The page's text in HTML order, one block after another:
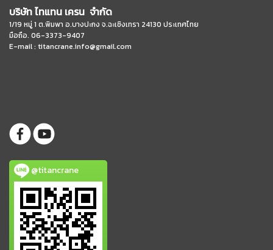
บริษัท ไทแทน เครน จำกัด
1/19 หมู่ 1 ต.พิมพา อ.บางปะกง จ.ฉะเชิงเทรา 24130 ประเทศไทย
มือถือ. 06-3373-9407
E-mail : titancrane.info@gmail.com
@titancrane